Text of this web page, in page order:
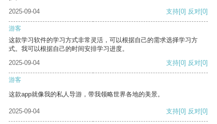
2025-09-04
支持[0] 反对[0]
游客
这款学习软件的学习方式非常灵活，可以根据自己的需求选择学习方
式。我可以根据自己的时间安排学习进度。
2025-09-04
支持[0] 反对[0]
游客
这款app就像我的私人导游，带我领略世界各地的美景。
2025-09-04 支持[0] 反对[0]